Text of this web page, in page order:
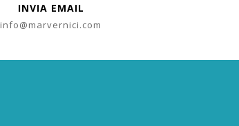
INVIA EMAIL
info@marvernici.com